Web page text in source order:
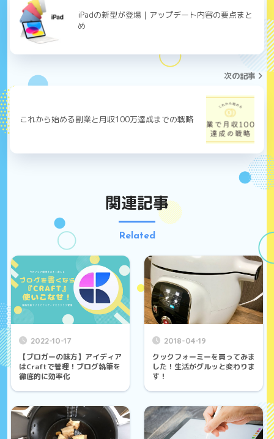
iPadの新型が登場｜アップデート内容の要点まと
め
次の記事
これから始める副業と月収100万達成までの戦略
関連記事
Related
2022-10-17
【ブロガーの味方】アイディア
はCraftで管理！ブログ執筆を
徹底的に効率化
2018-04-19
クックフォーミーを買ってみま
した！生活がグルッと変わりま
す！